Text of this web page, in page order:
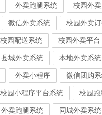
外卖跑腿系统 校园外
微信外卖系统 校园外卖
校园配送系统 校园外卖平台
县城外卖系统 本地外卖系统
外卖小程序 微信团购
校园小程序平台系统 校园跑
外卖跑腿系统 同城外卖系统